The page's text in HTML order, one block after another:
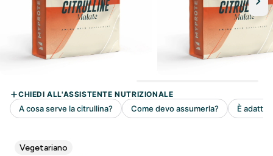
Vegetariano